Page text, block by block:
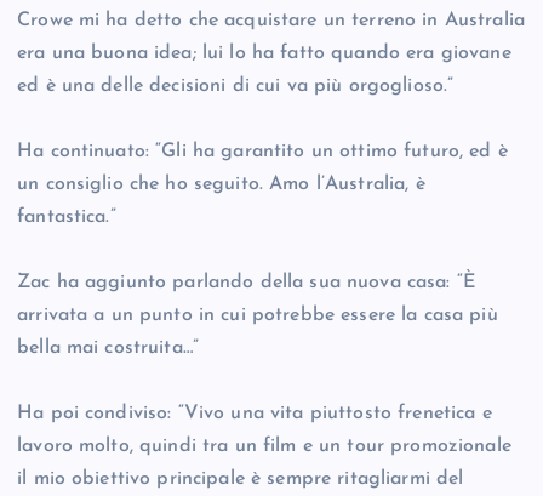
Crowe mi ha detto che acquistare un terreno in Australia
era una buona idea; lui lo ha fatto quando era giovane
ed è una delle decisioni di cui va più orgoglioso.”
Ha continuato: “Gli ha garantito un ottimo futuro, ed è
un consiglio che ho seguito. Amo l’Australia, è
fantastica.”
Zac ha aggiunto parlando della sua nuova casa: “È
arrivata a un punto in cui potrebbe essere la casa più
bella mai costruita…”
Ha poi condiviso: “Vivo una vita piuttosto frenetica e
lavoro molto, quindi tra un film e un tour promozionale
il mio obiettivo principale è sempre ritagliarmi del